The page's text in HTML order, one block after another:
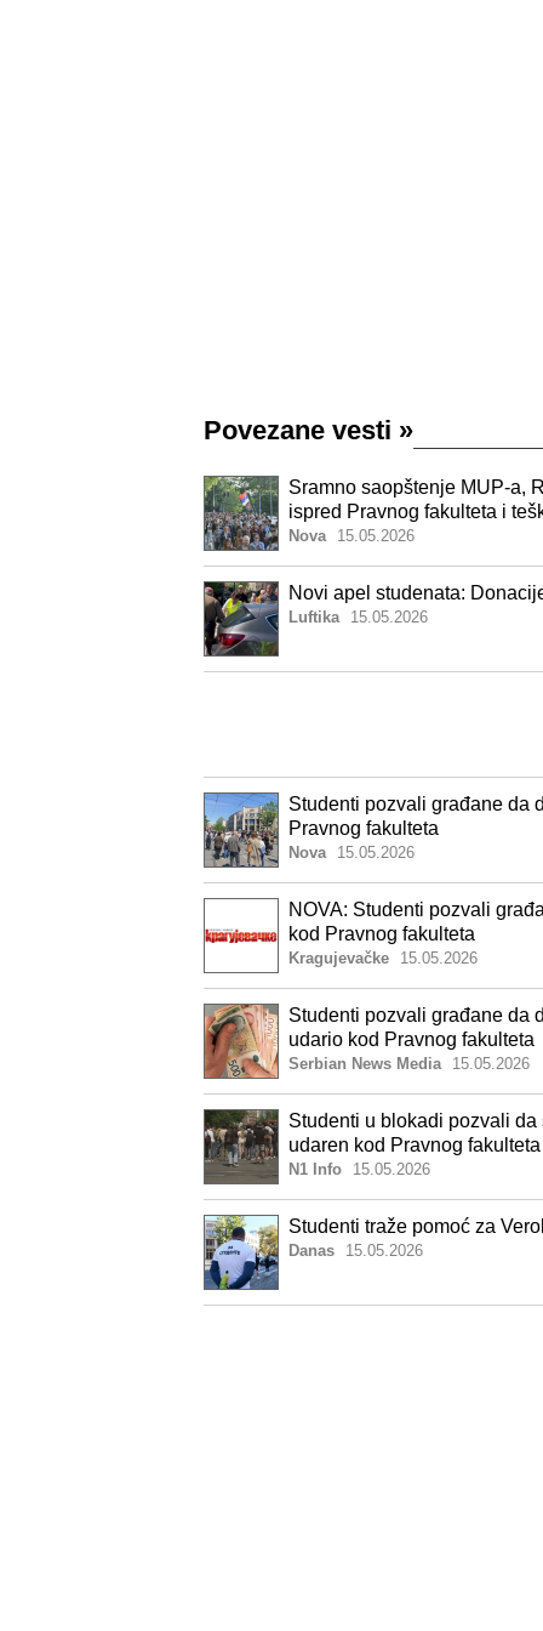
Povezane vesti »
Sramno saopštenje MUP-a,
ispred Pravnog fakulteta i
Nova 15.05.2026
Novi apel studenata:
Luftika 15.05.2026
Studenti pozvali građane da
Pravnog fakulteta
Nova 15.05.2026
NOVA: Studenti pozvali
kod Pravnog fakulteta
Kragujevačke 15.05.2026
Studenti pozvali građane da
udario kod Pravnog fakulteta
Serbian News Media 15.05.2026
Studenti u blokadi pozvali
udaren kod Pravnog fakulteta
N1 Info 15.05.2026
Studenti traže pomoć za
Danas 15.05.2026